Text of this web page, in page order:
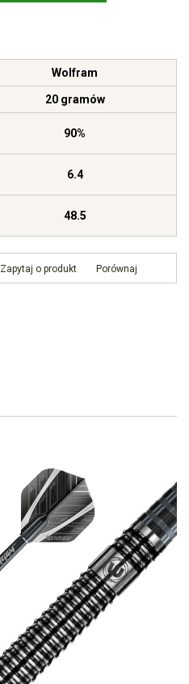
Wolfram
20 gramów
90%
6.4
48.5
Zapytaj o produkt Porównaj